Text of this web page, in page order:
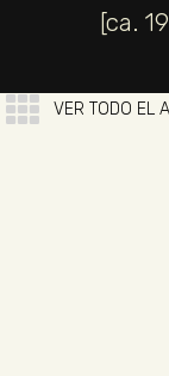
[ca.
VER TODO EL